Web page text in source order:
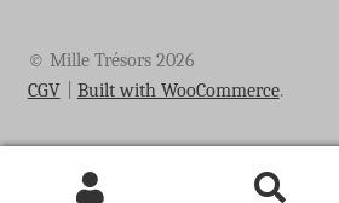
© Mille Trésors 2026
CGV
Built with WooCommerce.